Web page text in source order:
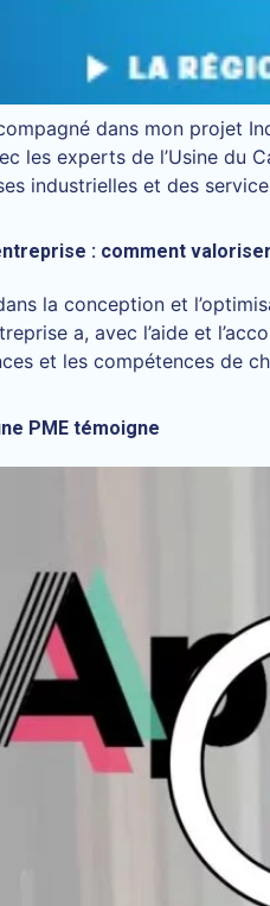
dans mon projet
les experts de l’Usine
industrielles et des
: comment
la conception et
a, avec l’aide et
et les compétences de
PME témoigne